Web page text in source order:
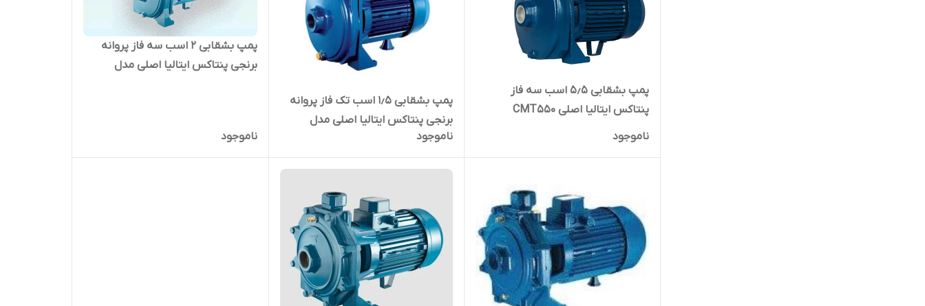
پمپ بشقابی ۵٫۵ اسب سه فاز
پنتاکس ایتالیا اصلی CMT550
ناموجود
پمپ بشقابی ۱٫۵ اسب تک فاز پروانه
برنجی پنتاکس ایتالیا اصلی مدل
پروانه
ناموجود
پمپ بشقابی ۲ اسب سه فاز پروانه
برنجی پنتاکس ایتالیا اصلی مدل
ناموجود